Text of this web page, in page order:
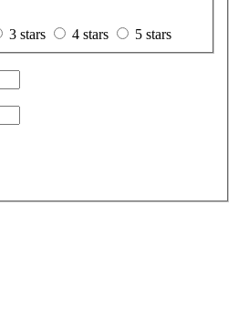
3 stars 4 stars
5 stars